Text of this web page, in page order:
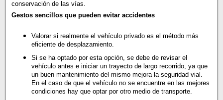
conservación de las vías.
Gestos sencillos que pueden evitar accidentes
Valorar si realmente el vehículo privado es el método más
eficiente de desplazamiento.
Si se ha optado por esta opción, se debe de revisar el
vehículo antes e iniciar un trayecto de largo recorrido, ya que
un buen mantenimiento del mismo mejora la seguridad vial.
En el caso de que el vehículo no se encuentre en las mejores
condiciones hay que optar por otro medio de transporte.